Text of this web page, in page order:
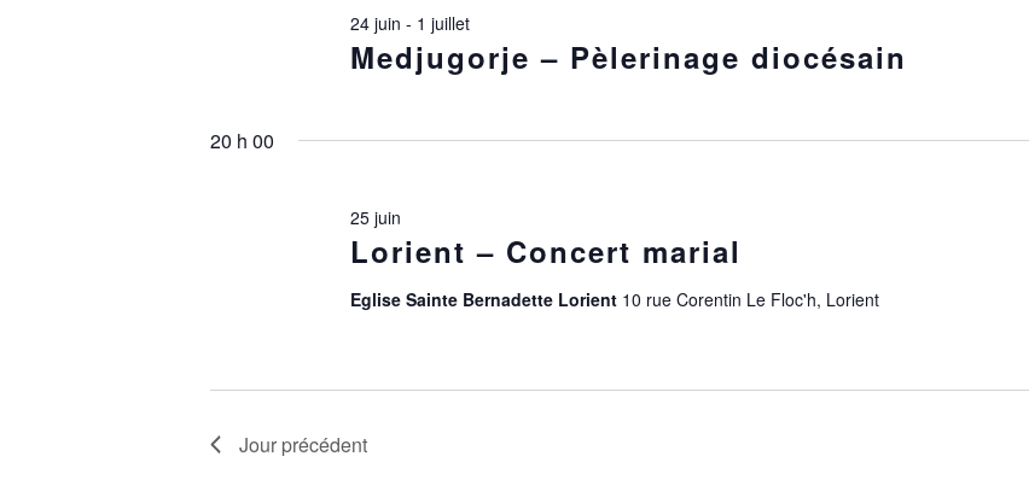
Medjugorje – Pèlerinage diocésain
24 juin - 1 juillet
20 h 00
Lorient – Concert marial
25 juin
Eglise Sainte Bernadette Lorient 10 rue Corentin Le Floc'h, Lorient
Jour précédent